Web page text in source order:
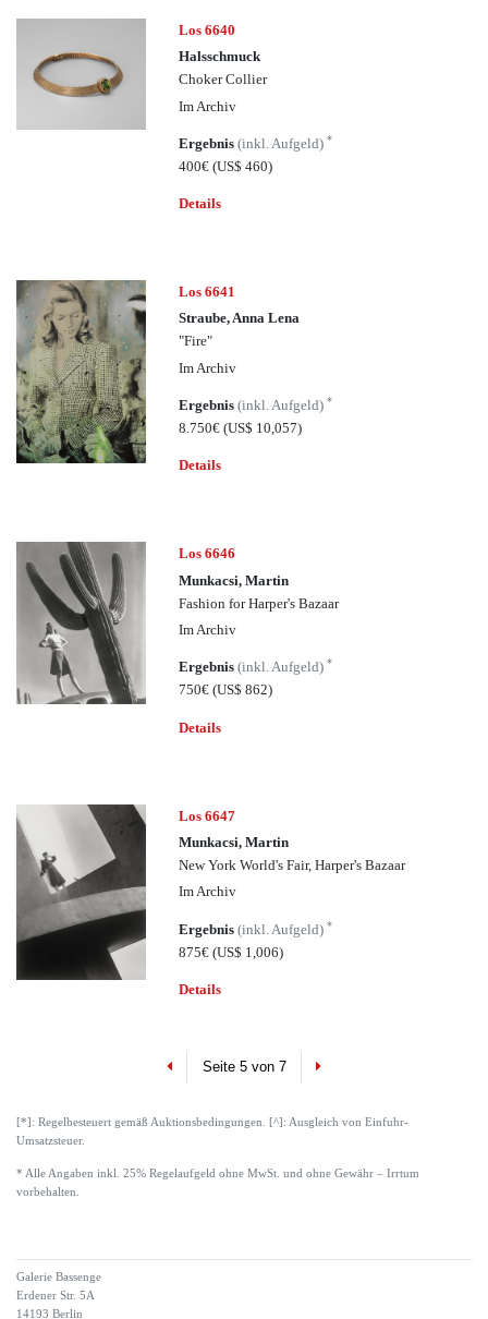
Los 6640
Halsschmuck
Choker Collier
Im Archiv
Ergebnis(inkl. Aufgeld)*
400€(US$ 460)
Details
Los 6641
Straube, Anna Lena
"Fire"
Im Archiv
Ergebnis(inkl. Aufgeld)*
8.750€(US$ 10,057)
Details
Los 6646
Munkacsi, Martin
Fashion for Harper's Bazaar
Im Archiv
Ergebnis(inkl. Aufgeld)*
750€(US$ 862)
Details
Los 6647
Munkacsi, Martin
New York World's Fair, Harper's Bazaar
Im Archiv
Ergebnis(inkl. Aufgeld)*
875€(US$ 1,006)
Details
PreviousSeite 5 von 7 Next
[*]: Regelbesteuert gemäß Auktionsbedingungen. [^]: Ausgleich von Einfuhr-
Umsatzsteuer.
* Alle Angaben inkl. 25% Regelaufgeld ohne MwSt. und ohne Gewähr – Irrtum
vorbehalten.
Galerie Bassenge
Erdener Str. 5A
14193 Berlin